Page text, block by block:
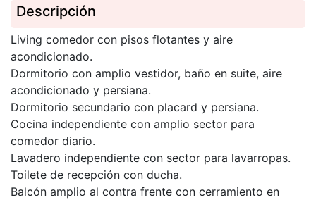
Descripción
Living comedor con pisos flotantes y aire
acondicionado.
Dormitorio con amplio vestidor, baño en suite, aire
acondicionado y persiana.
Dormitorio secundario con placard y persiana.
Cocina independiente con amplio sector para
comedor diario.
Lavadero independiente con sector para lavarropas.
Toilete de recepción con ducha.
Balcón amplio al contra frente con cerramiento en